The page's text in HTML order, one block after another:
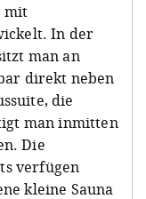
mit
In der
man an
direkt neben
die
man inmitten
Die
verfügen
kleine Sauna